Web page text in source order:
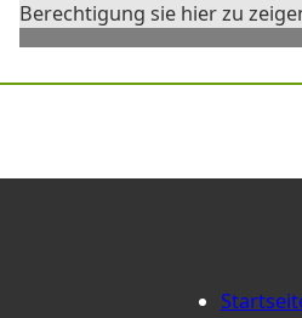
Berechtigung sie hier zu